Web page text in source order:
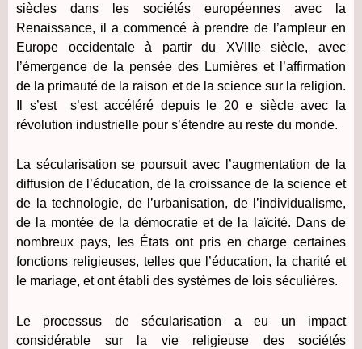
siècles dans les sociétés européennes avec la
Renaissance, il a commencé à prendre de l’ampleur en
Europe occidentale à partir du XVIIIe siècle, avec
l’émergence de la pensée des Lumières et l’affirmation
de la primauté de la raison et de la science sur la religion.
Il s’est s’est accéléré depuis le 20 e siècle avec la
révolution industrielle pour s’étendre au reste du monde.
La sécularisation se poursuit avec l’augmentation de la
diffusion de l’éducation, de la croissance de la science et
de la technologie, de l’urbanisation, de l’individualisme,
de la montée de la démocratie et de la laïcité. Dans de
nombreux pays, les États ont pris en charge certaines
fonctions religieuses, telles que l’éducation, la charité et
le mariage, et ont établi des systèmes de lois séculières.
Le processus de sécularisation a eu un impact
considérable sur la vie religieuse des sociétés